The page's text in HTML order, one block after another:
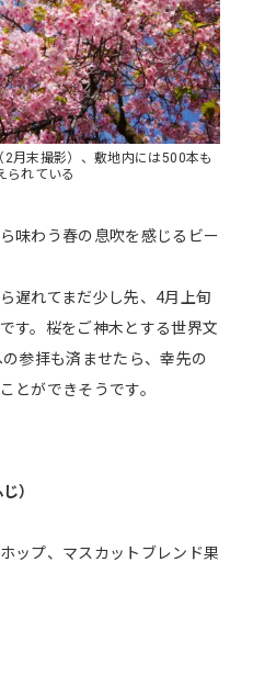
月末撮影）、敷地内には500本も
られている
味わう春の息吹を感じるビー
遅れてまだ少し先、4月上旬
す。桜をご神木とする世界文
の参拝も済ませたら、幸先の
とができそうです。
）
ップ、マスカットブレンド果